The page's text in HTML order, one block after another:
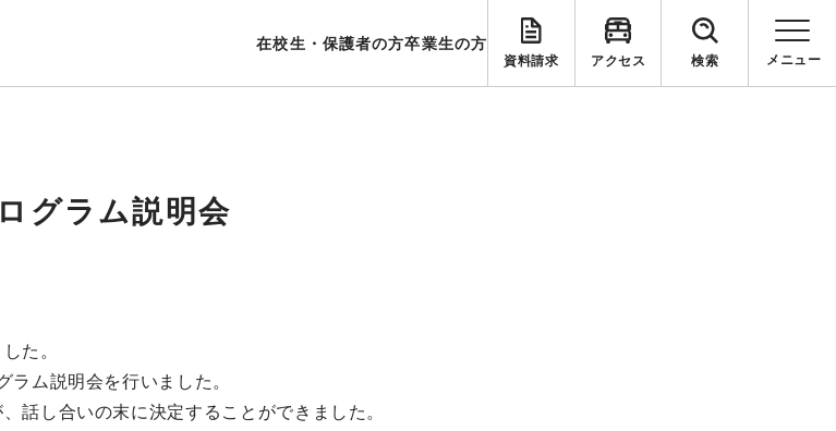
在校生・保護者の方卒業生の方
資料請求 アクセス 検索
グラム説明会
た。
ム説明会を行いました。
話し合いの末に決定することができました。